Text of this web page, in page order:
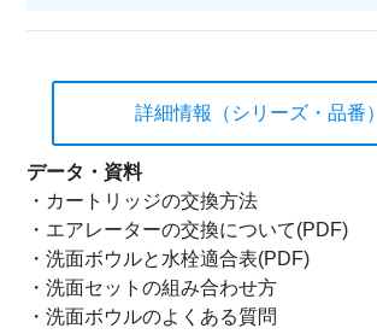
詳細情報（シリーズ・品番）
データ・資料
・ カートリッジの交換方法
・ エアレーターの交換について(PDF)
・洗面ボウルと水栓適合表(PDF)
・洗面セットの組み合わせ方
・洗面ボウルのよくある質問